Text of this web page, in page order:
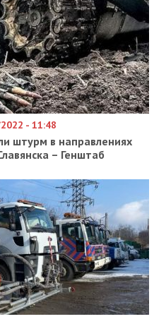
- 11:48
штурм в направлениях
– Генштаб